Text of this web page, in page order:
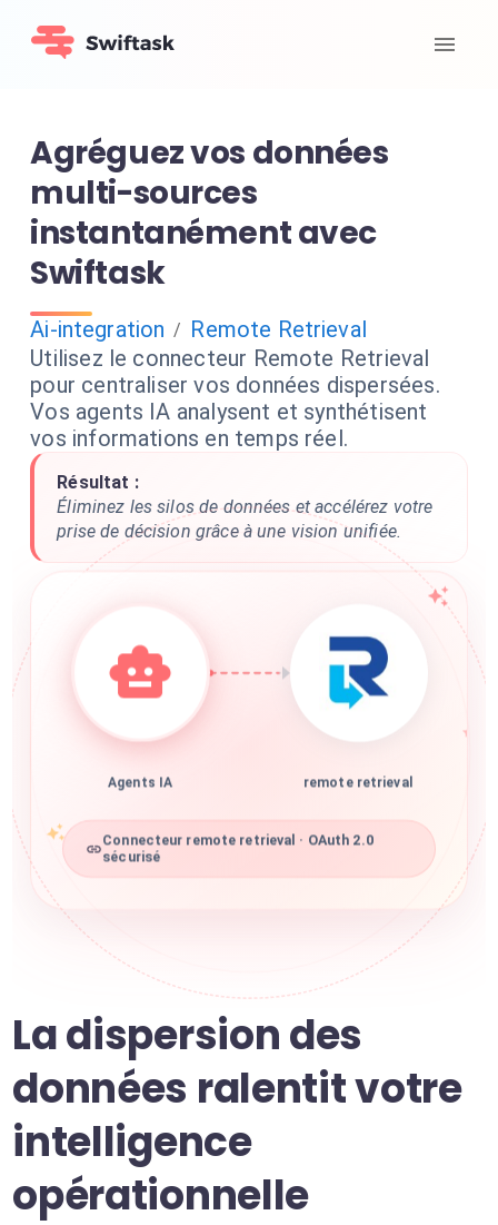
Agréguez vos données
multi-sources
instantanément avec
Swiftask
Ai-integration / Remote Retrieval
Utilisez le connecteur Remote Retrieval
pour centraliser vos données dispersées.
Vos agents IA analysent et synthétisent
vos informations en temps réel.
Résultat :
Éliminez les silos de données et accélérez votre
prise de décision grâce à une vision unifiée.
Agents IA remote retrieval
Connecteur remote retrieval · OAuth 2.0
sécurisé
La dispersion des
données ralentit votre
intelligence
opérationnelle